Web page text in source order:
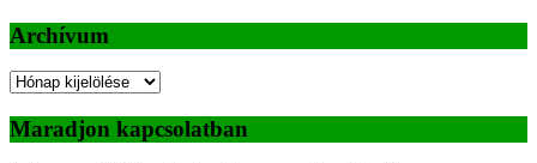
Archívum
Archívum
Maradjon kapcsolatban